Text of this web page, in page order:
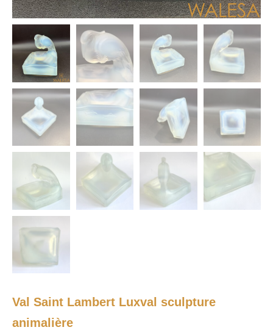
Val Saint Lambert Luxval sculpture
animalière